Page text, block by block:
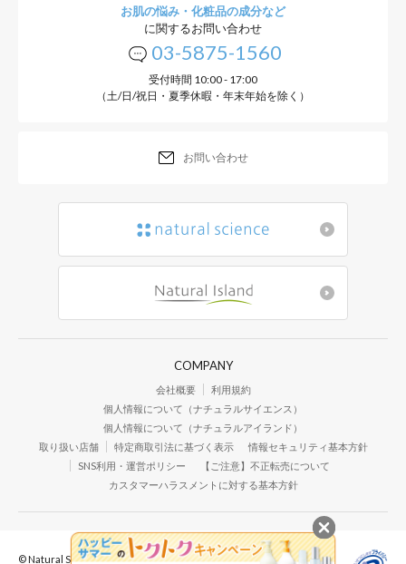
お肌の悩み・化粧品の成分など
に関するお問い合わせ
03-5875-1560
受付時間 10:00 - 17:00
（土/日/祝日・夏季休暇・年末年始を除く）
お問い合わせ
COMPANY
会社概要
利用規約
個人情報について（ナチュラルサイエンス）
個人情報について（ナチュラルアイランド）
取り扱い店舗
特定商取引法に基づく表示
情報セキュリティ基本方針
SNS利用・運営ポリシー
【ご注意】不正転売について
カスタマーハラスメントに対する基本方針
© Natural Science Co.,Ltd. All Rights Reserved.